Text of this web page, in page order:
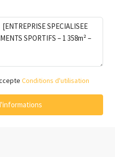
Conditions d'utilisation